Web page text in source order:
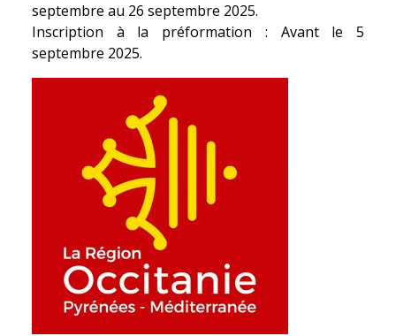
septembre au 26 septembre 2025.
Inscription à la préformation : Avant le 5
septembre 2025.